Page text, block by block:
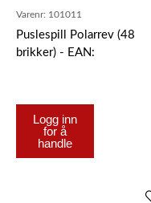
Varenr: 101011
Puslespill Polarrev (48
brikker) - EAN:
Logg inn
for å
handle